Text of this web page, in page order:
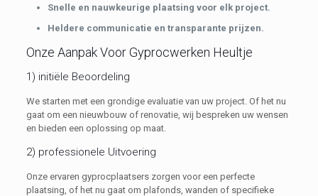
Snelle en nauwkeurige plaatsing voor elk project.
Heldere communicatie en transparante prijzen.
Onze Aanpak Voor Gyprocwerken Heultje
1) initiële Beoordeling
We starten met een grondige evaluatie van uw project. Of het nu
gaat om een nieuwbouw of renovatie, wij bespreken uw wensen
en bieden een oplossing op maat.
2) professionele Uitvoering
Onze ervaren gyprocplaatsers zorgen voor een perfecte
plaatsing, of het nu gaat om plafonds, wanden of specifieke